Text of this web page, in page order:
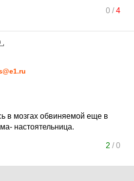
0/4
в мозгах обвиняемой еще в
настоятельница.
2 /0